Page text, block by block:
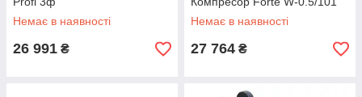
Немає в наявності
26 991 ₴
Немає в наявності
27 764 ₴